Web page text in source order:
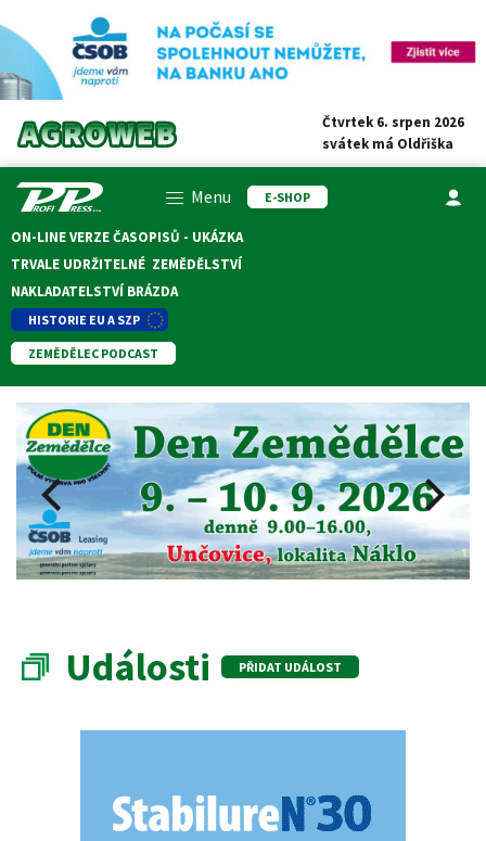
Čtvrtek 6. srpen 2026
svátek má Oldřiška
Menu E-SHOP
ON-LINE VERZE ČASOPISŮ - UKÁZKA
TRVALE UDRŽITELNÉ ZEMĚDĚLSTVÍ
NAKLADATELSTVÍ BRÁZDA
HISTORIE EU A SZP
ZEMĚDĚLEC PODCAST
Události PŘIDAT UDÁLOST